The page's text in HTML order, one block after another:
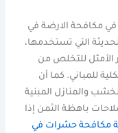
مكافحة الارضة في
التي تستخدمها،
الأمثل للتخلص من
للمباني. كما أن
والمنازل المبنية
باهظة الثمن إذا
مكافحة حشرات في